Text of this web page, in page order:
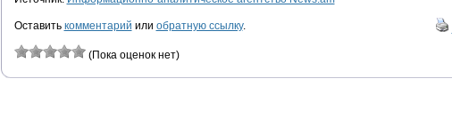
Оставить комментарий или обратную ссылку.
(Пока оценок нет)